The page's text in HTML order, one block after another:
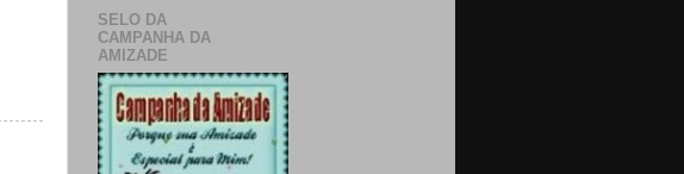
SELO DA
CAMPANHA DA
AMIZADE